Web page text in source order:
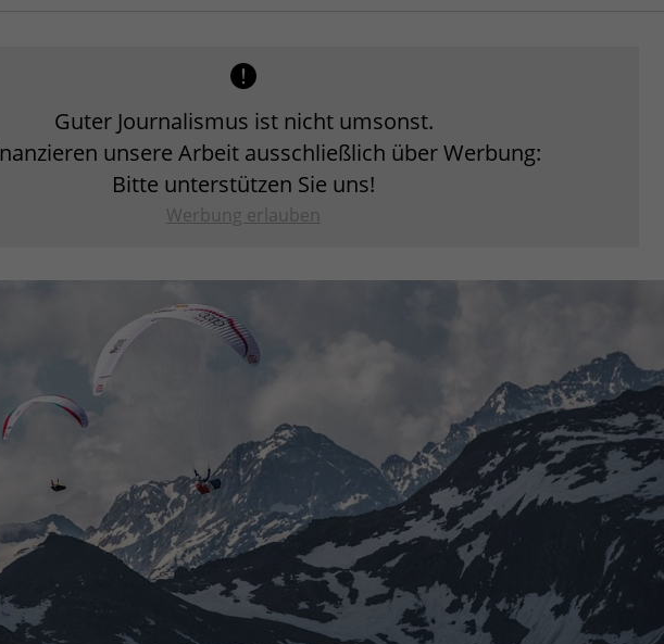
Guter Journalismus ist nicht umsonst.
unsere Arbeit ausschließlich über Werbung:
Bitte unterstützen Sie uns!
Werbung erlauben